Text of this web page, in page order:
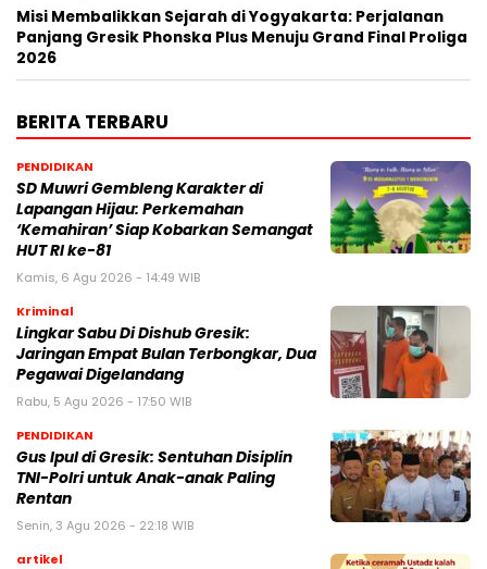
Misi Membalikkan Sejarah di Yogyakarta: Perjalanan
Panjang Gresik Phonska Plus Menuju Grand Final Proliga
2026
BERITA TERBARU
PENDIDIKAN
SD Muwri Gembleng Karakter di
Lapangan Hijau: Perkemahan
‘Kemahiran’ Siap Kobarkan Semangat
HUT RI ke-81
Kamis, 6 Agu 2026 - 14:49 WIB
Kriminal
Lingkar Sabu Di Dishub Gresik:
Jaringan Empat Bulan Terbongkar, Dua
Pegawai Digelandang
Rabu, 5 Agu 2026 - 17:50 WIB
PENDIDIKAN
Gus Ipul di Gresik: Sentuhan Disiplin
TNI-Polri untuk Anak-anak Paling
Rentan
Senin, 3 Agu 2026 - 22:18 WIB
artikel